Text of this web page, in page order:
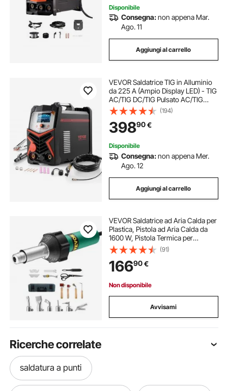
Disponibile
Consegna:non appena Mar.
Ago. 11
Aggiungi al carrello
VEVOR Saldatrice TIG in Alluminio
da 225 A (Ampio Display LED) - TIG
AC/TIG DC/TIG Pulsato AC/TIG
Pulsato DC/TIG a Punti/MMA (Stick),
Saldatrice a Doppia Tensione
110/220 V con Inverter IGBT
(194)
39890€
Disponibile
Consegna:non appena Mer.
Ago. 12
Aggiungi al carrello
VEVOR Saldatrice ad Aria Calda per
Plastica, Pistola ad Aria Calda da
1600 W, Pistola Termica per
Saldatura in Vinile TPO da 50°C -
600°C, Kit per Saldatura di
Coperture in Plastica con 17
Accessori
(91)
16690€
Non disponibile
Avvisami
Ricerche correlate
saldatura a punti